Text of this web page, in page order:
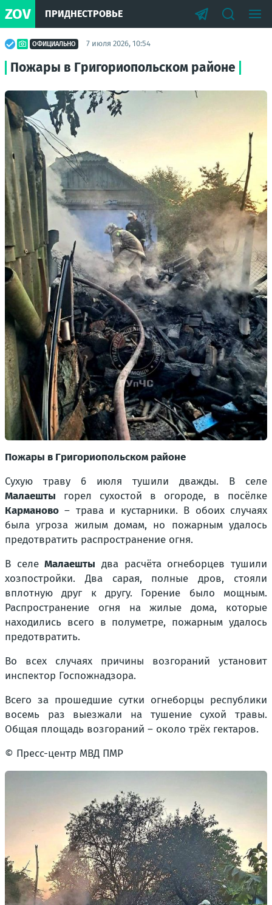
ZOV ПРИДНЕСТРОВЬЕ
ОФИЦИАЛЬНО 7 июля 2026, 10:54
Пожары в Григориопольском районе
Пожары в Григориопольском районе
Сухую траву 6 июля тушили дважды. В селе
Малаешты горел сухостой в огороде, в посёлке
Карманово – трава и кустарники. В обоих случаях
была угроза жилым домам, но пожарным удалось
предотвратить распространение огня.
В селеМалаешты два расчёта огнеборцев тушили
хозпостройки. Два сарая, полные дров, стояли
вплотную друг к другу. Горение было мощным.
Распространение огня на жилые дома, которые
находились всего в полуметре, пожарным удалось
предотвратить.
Во всех случаях причины возгораний установит
инспектор Госпожнадзора.
Всего за прошедшие сутки огнеборцы республики
восемь раз выезжали на тушение сухой травы.
Общая площадь возгораний – около трёх гектаров.
© Пресс-центр МВД ПМР